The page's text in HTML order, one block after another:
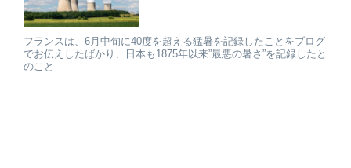
フランスは、6月中旬に40度を超える猛暑を記録したことをブログ
でお伝えしたばかり、日本も1875年以来”最悪の暑さ”を記録したと
のこと